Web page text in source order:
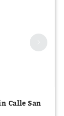
Calle San